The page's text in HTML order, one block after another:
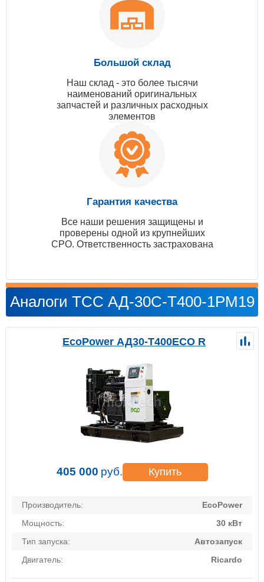
Большой склад
Наш склад - это более тысячи
наименований оригинальных
запчастей и различных расходных
элементов
Гарантия качества
Все наши решения защищены и
проверены одной из крупнейших
СРО. Ответственность застрахована
Аналоги ТСС АД-30С-Т400-1РМ19
EcoPower АД30-T400ECO R
405 000 руб. Купить
Производитель:
EcoPower
Мощность:
30 кВт
Тип запуска:
Автозапуск
Двигатель:
Ricardo